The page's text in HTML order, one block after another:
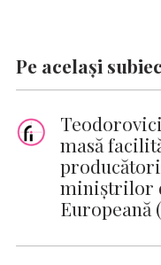
Pe același
masă
miniștrilor
Europeană